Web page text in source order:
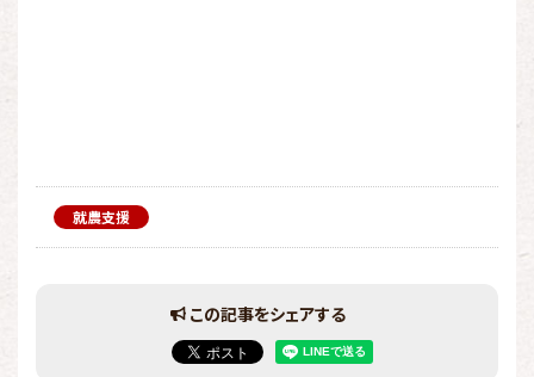
就農支援
この記事をシェアする